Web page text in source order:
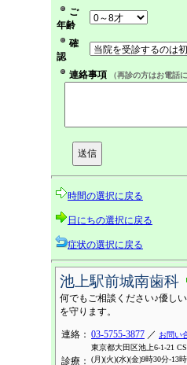
ご
年齢
確
認
連絡事項
（再診の方はお電話
時間の選択に戻る
日にちの選択に戻る
症状の選択に戻る
池上駅前城南歯科
何でもご相談ください♪優し
を守ります。
連絡： 03-5755-3877 ／ お問い
東京都大田区池上6-1-21
診療： (月)(火)(水)(金)9時30分-13